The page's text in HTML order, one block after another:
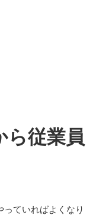
ら従業員
ていればよくなり